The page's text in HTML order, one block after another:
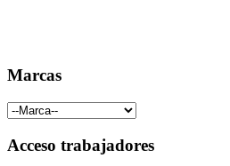
Marcas
Acceso trabajadores